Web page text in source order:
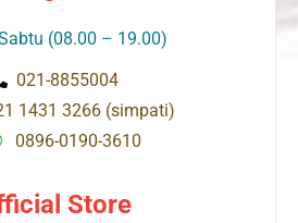
(08.00 – 19.00)
021-8855004
1431 3266 (simpati)
0896-0190-3610
Store